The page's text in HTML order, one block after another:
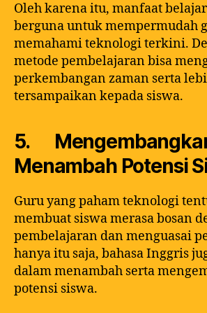
Oleh karena itu, manfaat
berguna untuk mempermudah
memahami teknologi terkini.
metode pembelajaran bisa
perkembangan zaman serta
tersampaikan kepada siswa.
5.
Menambah Potensi
Guru yang paham teknologi
membuat siswa merasa bosan
pembelajaran dan menguasai
hanya itu saja, bahasa Inggris
dalam menambah serta
potensi siswa.